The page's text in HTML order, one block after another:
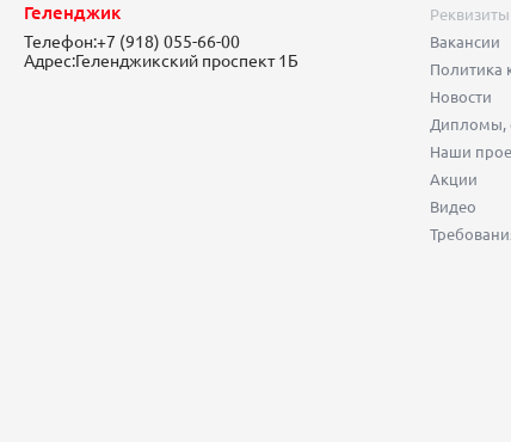
Геленджик
Телефон:+7 (918) 055-66-00
Адрес:Геленджикский проспект 1Б
Реквизиты
Вакансии
Политика
Новости
Дипломы,
Наши
Акции
Видео